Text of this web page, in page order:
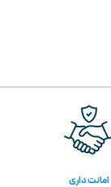
امانت داری